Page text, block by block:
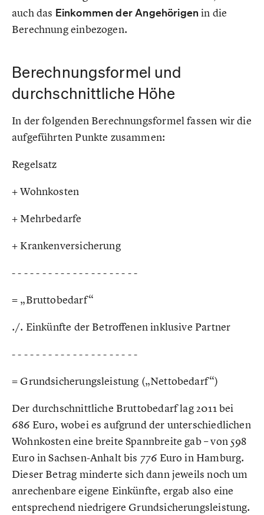
auch das Einkommen der Angehörigen in die
Berechnung einbezogen.
Berechnungsformel und
durchschnittliche Höhe
In der folgenden Berechnungsformel fassen wir die
aufgeführten Punkte zusammen:
Regelsatz
+ Wohnkosten
+ Mehrbedarfe
+ Krankenversicherung
- - - - - - - - - - - - - - - - - - - - -
= „Bruttobedarf“
./. Einkünfte der Betroffenen inklusive Partner
- - - - - - - - - - - - - - - - - - - - -
= Grundsicherungsleistung („Nettobedarf“)
Der durchschnittliche Bruttobedarf lag 2011 bei
686 Euro, wobei es aufgrund der unterschiedlichen
Wohnkosten eine breite Spannbreite gab – von 598
Euro in Sachsen-Anhalt bis 776 Euro in Hamburg.
Dieser Betrag minderte sich dann jeweils noch um
anrechenbare eigene Einkünfte, ergab also eine
entsprechend niedrigere Grundsicherungsleistung.